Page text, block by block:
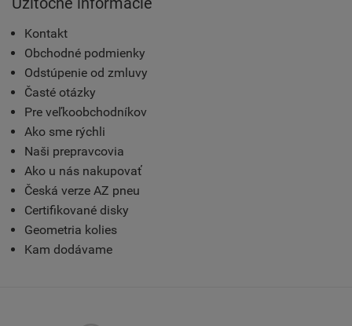
Kontakt
Obchodné podmienky
Odstúpenie od zmluvy
Časté otázky
Pre veľkoobchodníkov
Ako sme rýchli
Naši prepravcovia
Ako u nás nakupovať
Česká verze AZ pneu
Certifikované disky
Geometria kolies
Kam dodávame